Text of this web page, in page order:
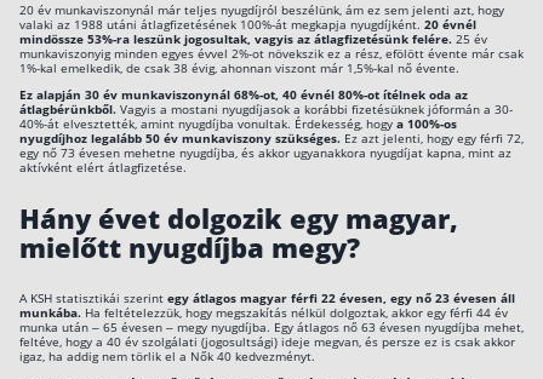
20 év munkaviszonynál már teljes nyugdíjról beszélünk, ám ez sem jelenti azt, hogy
valaki az 1988 utáni átlagfizetésének 100%-át megkapja nyugdíjként. 20 évnél
mindössze 53%-ra leszünk jogosultak, vagyis az átlagfizetésünk felére. 25 év
munkaviszonyig minden egyes évvel 2%-ot növekszik ez a rész, efölött évente már csak
1%-kal emelkedik, de csak 38 évig, ahonnan viszont már 1,5%-kal nő évente.
Ez alapján 30 év munkaviszonynál 68%-ot, 40 évnél 80%-ot ítélnek oda az
átlagbérünkből. Vagyis a mostani nyugdíjasok a korábbi fizetésüknek jóformán a 30-
40%-át elvesztették, amint nyugdíjba vonultak. Érdekesség, hogy a 100%-os
nyugdíjhoz legalább 50 év munkaviszony szükséges. Ez azt jelenti, hogy egy férfi 72,
egy nő 73 évesen mehetne nyugdíjba, és akkor ugyanakkora nyugdíjat kapna, mint az
aktívként elért átlagfizetése.
Hány évet dolgozik egy magyar,
mielőtt nyugdíjba megy?
A KSH statisztikái szerint egy átlagos magyar férfi 22 évesen, egy nő 23 évesen áll
munkába. Ha feltételezzük, hogy megszakítás nélkül dolgoztak, akkor egy férfi 44 év
munka után – 65 évesen – megy nyugdíjba. Egy átlagos nő 63 évesen nyugdíjba mehet,
feltéve, hogy a 40 év szolgálati (jogosultsági) ideje megvan, és persze ez is csak akkor
igaz, ha addig nem törlik el a Nők 40 kedvezményt.